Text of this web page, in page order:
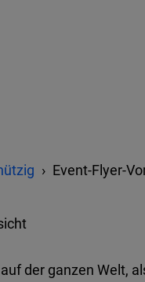
Event-Flyer-
der ganzen Welt,